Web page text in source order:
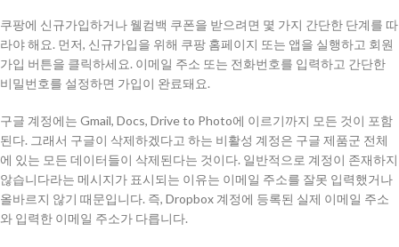
쿠팡에 신규가입하거나 웰컴백 쿠폰을 받으려면 몇 가지 간단한 단계를 따
라야 해요. 먼저, 신규가입을 위해 쿠팡 홈페이지 또는 앱을 실행하고 회원
가입 버튼을 클릭하세요. 이메일 주소 또는 전화번호를 입력하고 간단한
비밀번호를 설정하면 가입이 완료돼요.
구글 계정에는 Gmail, Docs, Drive to Photo에 이르기까지 모든 것이 포함
된다. 그래서 구글이 삭제하겠다고 하는 비활성 계정은 구글 제품군 전체
에 있는 모든 데이터들이 삭제된다는 것이다. 일반적으로 계정이 존재하지
않습니다라는 메시지가 표시되는 이유는 이메일 주소를 잘못 입력했거나
올바르지 않기 때문입니다. 즉, Dropbox 계정에 등록된 실제 이메일 주소
와 입력한 이메일 주소가 다릅니다.